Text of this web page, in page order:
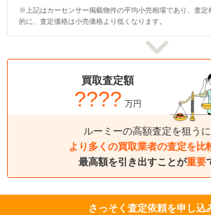
※上記はカーセンサー掲載物件の平均小売相場であり、査定
的に、査定価格は小売価格より低くなります。
買取査定額
???? 万円
ルーミーの高額査定を狙うに
より多くの買取業者の査定を比
最高額を引き出すことが重要
さっそく査定依頼を申し込